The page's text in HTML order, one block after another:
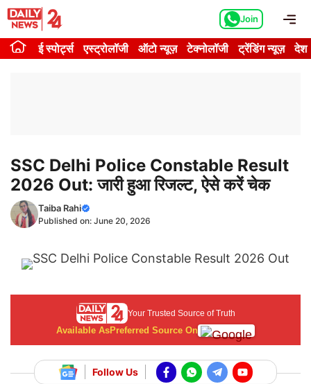
Skip
content
Join
ई स्पोर्ट्स एस्ट्रोलॉजी ऑटो न्यूज़ टेक्नोलॉजी ट्रेंडिंग न्यूज़ देश
SSC Delhi Police Constable Result
2026 Out: जारी हुआ रिजल्ट, ऐसे करें चेक
Taiba Rahi
Published on: June 20, 2026
Your Trusted Source of Truth
Available AsPreferred Source On
Follow Us